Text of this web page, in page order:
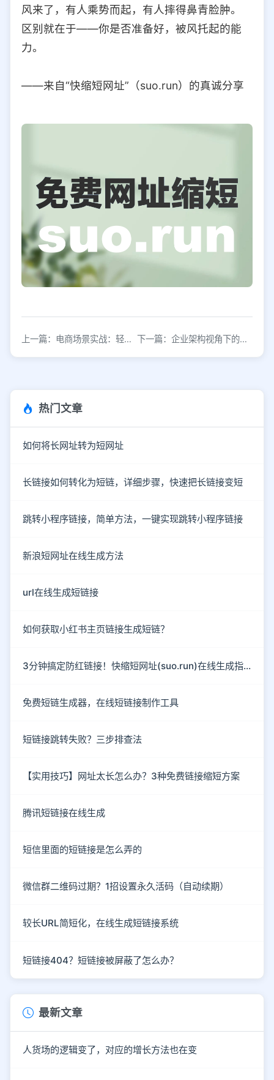
风来了，有人乘势而起，有人摔得鼻青脸肿。
区别就在于——你是否准备好，被风托起的能
力。
——来自“快缩短网址”（suo.run）的真诚分享
上一篇：电商场景实战：轻松掌握常见分析方法 下一篇：企业架构视角下的生鲜电商发展分析
热门文章
如何将长网址转为短网址
长链接如何转化为短链，详细步骤，快速把长链接变短
跳转小程序链接，简单方法，一键实现跳转小程序链接
新浪短网址在线生成方法
url在线生成短链接
如何获取小红书主页链接生成短链？
3分钟搞定防红链接！快缩短网址(suo.run)在线生成指南
免费短链生成器，在线短链接制作工具
短链接跳转失败？三步排查法
【实用技巧】网址太长怎么办？3种免费链接缩短方案
腾讯短链接在线生成
短信里面的短链接是怎么弄的
微信群二维码过期？1招设置永久活码（自动续期）
较长URL简短化，在线生成短链接系统
短链接404？短链接被屏蔽了怎么办？
最新文章
人货场的逻辑变了，对应的增长方法也在变